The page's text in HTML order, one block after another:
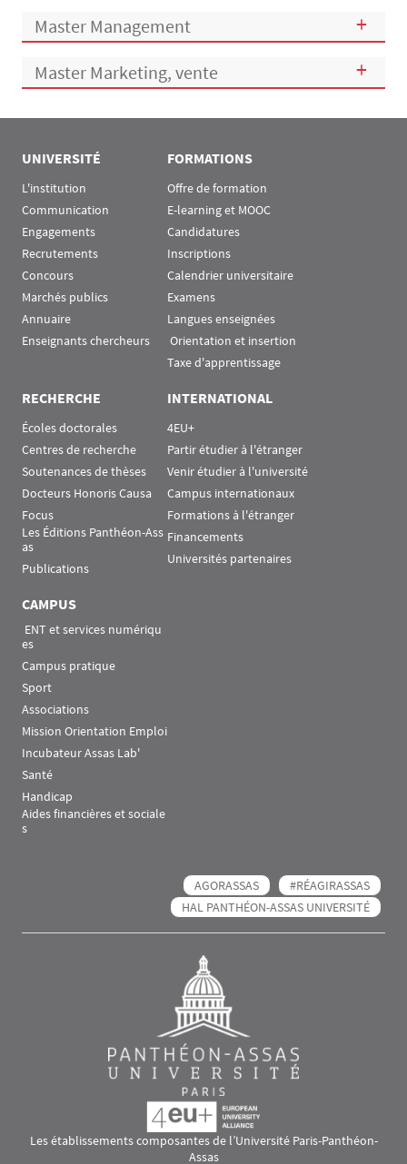
Master Management
Master Marketing, vente
UNIVERSITÉ
L'institution
Communication
Engagements
Recrutements
Concours
Marchés publics
Annuaire
Enseignants chercheurs
FORMATIONS
Offre de formation
E-learning et MOOC
Candidatures
Inscriptions
Calendrier universitaire
Examens
Langues enseignées
Orientation et insertion
Taxe d'apprentissage
RECHERCHE
Écoles doctorales
Centres de recherche
Soutenances de thèses
Docteurs Honoris Causa
Focus
Les Éditions Panthéon-Ass
as
Publications
INTERNATIONAL
4EU+
Partir étudier à l'étranger
Venir étudier à l'université
Campus internationaux
Formations à l'étranger
Financements
Universités partenaires
CAMPUS
es
Campus pratique
Sport
Associations
Mission Orientation Emploi
Incubateur Assas Lab'
Santé
Handicap
Aides financières et sociale
s
AGORASSAS
#RÉAGIRASSAS
HAL PANTHÉON-ASSAS UNIVERSITÉ
Les établissements composantes de l’Université Paris-Panthéon-
Assas